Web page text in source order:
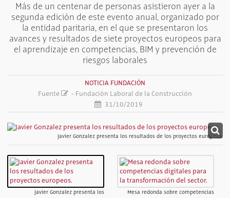
Más de un centenar de personas asistieron ayer a la
segunda edición de este evento anual, organizado por
la entidad paritaria, en el que se presentaron los
avances y resultados de siete proyectos europeos para
el aprendizaje en competencias, BIM y prevención de
riesgos laborales
NOTICIA FUNDACIÓN
Fuente
- Fundación Laboral de la Construcción
31/10/2019
Javier Gonzalez presenta los resultados de los proyectos europeos.
Javier Gonzalez presenta los
Mesa redonda sobre competencias